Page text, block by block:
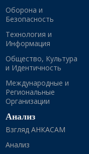
Оборона и
Безопасность
Технология и
Информация
Общество, Культура
и Идентичность
Международные и
Региональные
Организации
Анализ
Взгляд АНКАСАМ
Анализ